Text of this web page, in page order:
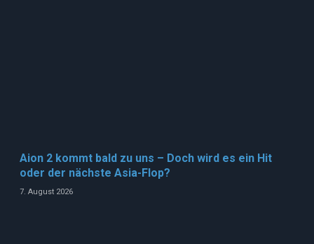
Aion 2 kommt bald zu uns – Doch wird es ein Hit
oder der nächste Asia-Flop?
7. August 2026